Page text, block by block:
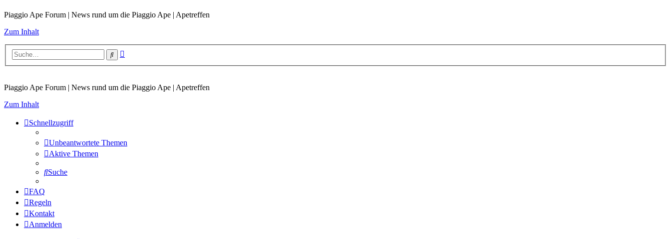
Piaggio Ape Forum | News rund um die Piaggio Ape | Apetreffen
Zum Inhalt
Suche
Piaggio Ape Forum | News rund um die Piaggio Ape | Apetreffen
Zum Inhalt
Schnellzugriff
Unbeantwortete Themen
Aktive Themen
Suche
FAQ
Regeln
Kontakt
Anmelden